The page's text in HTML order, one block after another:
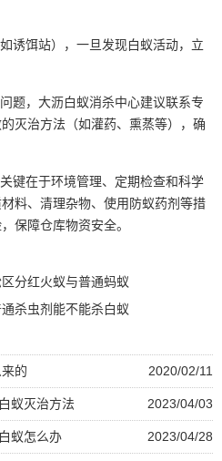
诱饵站），一旦发现白蚁活动，立
题，大沥白蚁消杀中心建议联系专
灭治方法（如灌药、熏蒸等），确
键在于环境管理、定期检查和科学
料、清理杂物、使用防蚁药剂等措
保障仓库物资安全。
分红火蚁与普通蚂蚁
杀虫剂能不能杀白蚁
2020/02/11
的
2023/04/03
蚁灭治方法
2023/04/28
蚁怎么办